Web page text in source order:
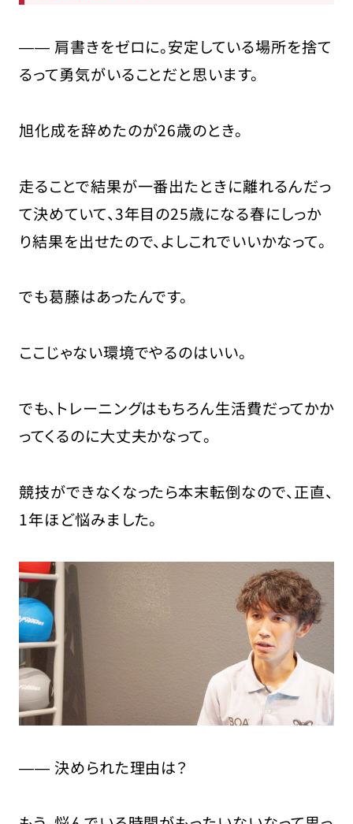
―― 肩書きをゼロに。安定している場所を捨て
るって勇気がいることだと思います。
旭化成を辞めたのが26歳のとき。
走ることで結果が一番出たときに離れるんだっ
て決めていて、3年目の25歳になる春にしっか
り結果を出せたので、よしこれでいいかなって。
でも葛藤はあったんです。
ここじゃない環境でやるのはいい。
でも、トレーニングはもちろん生活費だってかか
ってくるのに大丈夫かなって。
競技ができなくなったら本末転倒なので、正直、
1年ほど悩みました。
―― 決められた理由は？